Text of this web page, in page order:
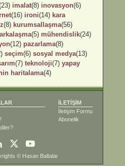
imalat(8) inovasyon(6)
(16) ironi(14) kara
(8) kurumsallaşma(56)
(5) mühendislik(24)
(12) pazarlama(8)
seçim(6) sosyal medya(13)
(7) teknoloji(7) yapay
haritalama(4)
İLETİŞİM
İletişim Formu
Abonelik
© Hasan Baltalar